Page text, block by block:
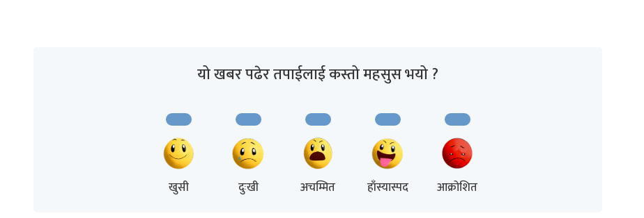
यो खबर पढेर तपाईलाई कस्तो महसुस भयो ?
खुसी दुःखी अचम्मित हाँस्यास्पद आक्रोशित